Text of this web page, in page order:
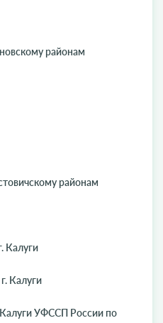
районам
районам
Калуги
Калуги
УФССП России по